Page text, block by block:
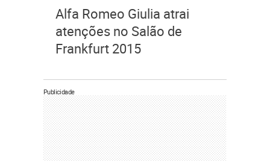
Alfa Romeo Giulia atrai
atenções no Salão de
Frankfurt 2015
Publicidade